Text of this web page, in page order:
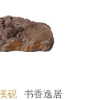
砚 书香逸居